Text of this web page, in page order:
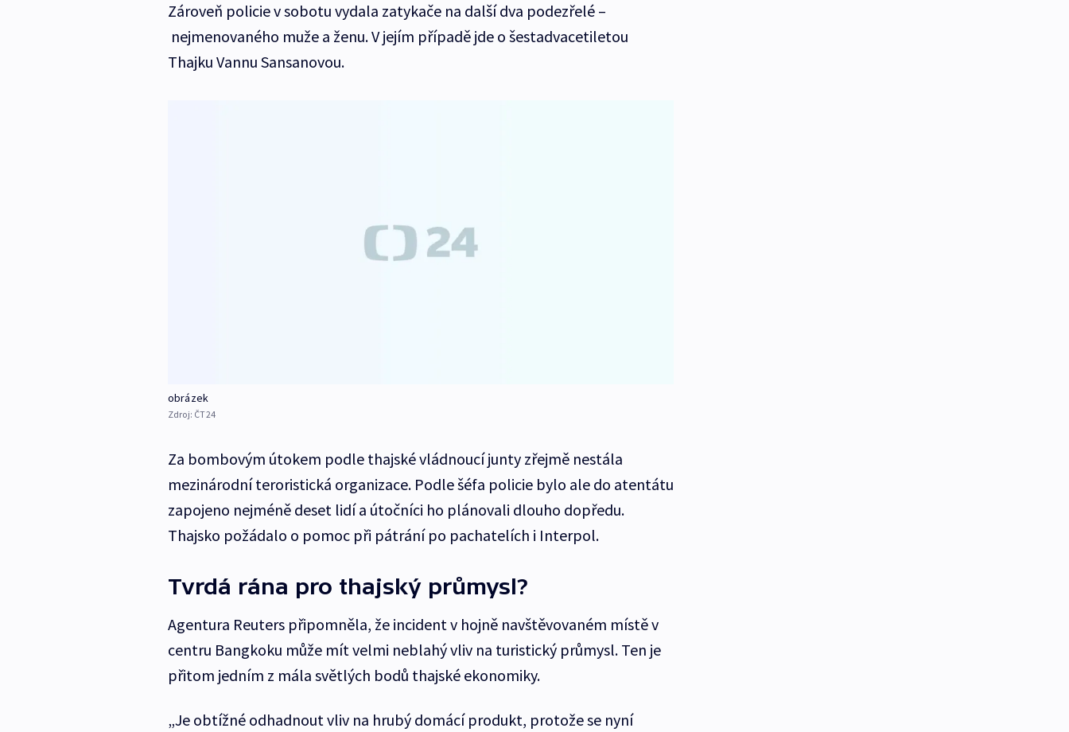
Zároveň policie v sobotu vydala zatykače na další dva podezřelé –
nejmenovaného muže a ženu. V jejím případě jde o šestadvacetiletou
Thajku Vannu Sansanovou.
obrázek
Zdroj: ČT24
Za bombovým útokem podle thajské vládnoucí junty zřejmě nestála
mezinárodní teroristická organizace. Podle šéfa policie bylo ale do atentátu
zapojeno nejméně deset lidí a útočníci ho plánovali dlouho dopředu.
Thajsko požádalo o pomoc při pátrání po pachatelích i Interpol.
Tvrdá rána pro thajský průmysl?
Agentura Reuters připomněla, že incident v hojně navštěvovaném místě v
centru Bangkoku může mít velmi neblahý vliv na turistický průmysl. Ten je
přitom jedním z mála světlých bodů thajské ekonomiky.
„Je obtížné odhadnout vliv na hrubý domácí produkt, protože se nyní